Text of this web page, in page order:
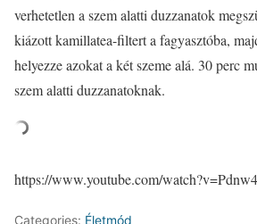
verhetetlen a szem alatti duzzanatok
kiázott kamillatea-filtert a fagyasztóba,
helyezze azokat a két szeme alá. 30 perc
szem alatti duzzanatoknak.
https://www.youtube.com/
Categories: Életmód